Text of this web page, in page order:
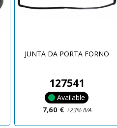
JUNTA DA PORTA FORNO
127541
Available
7,60 € +23% IVA